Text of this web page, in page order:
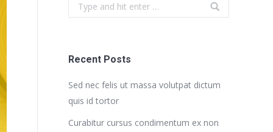
Recent Posts
Sed nec felis ut massa volutpat dictum
quis id tortor
Curabitur cursus condimentum ex non